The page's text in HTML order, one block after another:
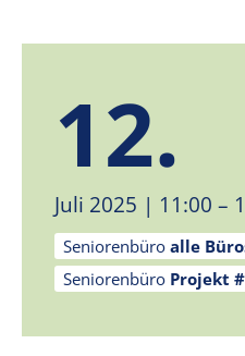
12.
Juli 2025 | 11:00 –
Seniorenbüro alle
Seniorenbüro Projekt